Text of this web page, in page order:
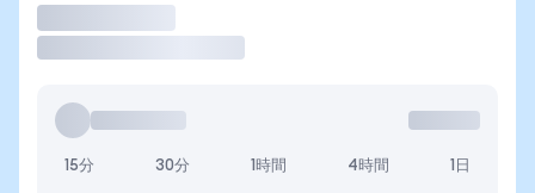
15分 30分 1時間 4時間 1日